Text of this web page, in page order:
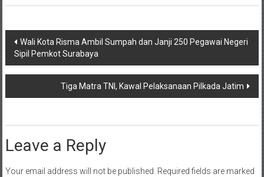
Post
navigation
Wali Kota Risma Ambil Sumpah dan Janji 250 Pegawai Negeri
Sipil Pemkot Surabaya
Tiga Matra TNI, Kawal Pelaksanaan Pilkada Jatim
Leave a Reply
Your email address will not be published. Required fields are marked